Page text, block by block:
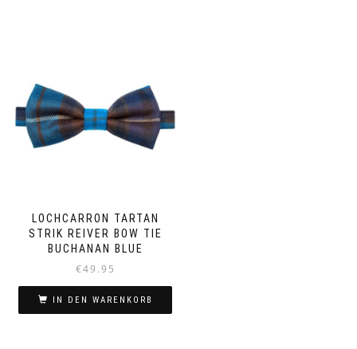
LOCHCARRON TARTAN
STRIK REIVER BOW TIE
BUCHANAN BLUE
€49.95
IN DEN WARENKORB